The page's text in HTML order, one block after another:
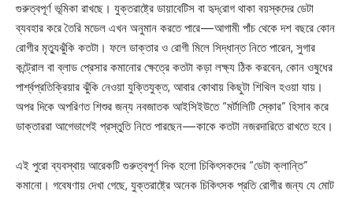
গুরুত্বপূর্ণ ভূমিকা রাখছে। যুক্তরাষ্ট্রে ডায়াবেটিস বা হৃদ্‌রোগ থাকা বয়স্কদের ডেটা
ব্যবহার করে তৈরি মডেল এখন অনুমান করতে পারে—আগামী পাঁচ থেকে দশ বছরে কোন
রোগীর মৃত্যুঝুঁকি কতটা। ফলে ডাক্তার ও রোগী মিলে সিদ্ধান্ত নিতে পারেন, সুগার
কন্ট্রোল বা ব্লাড প্রেসার কমানোর ক্ষেত্রে কতটা কড়া লক্ষ্য ঠিক করবেন, কোন ওষুধের
পার্শ্বপ্রতিক্রিয়ার ঝুঁকি নেওয়া যুক্তিযুক্ত, আবার কোথায় কিছুটা শিথিল হওয়া যায়।
অপর দিকে অপরিণত শিশুর জন্য নবজাতক আইসিইউতে “মর্টালিটি স্কোর” হিসাব করে
ডাক্তাররা আগেভাগেই প্রস্তুতি নিতে পারছেন—কাকে কতটা নজরদারিতে রাখতে হবে।
এই পুরো ব্যবস্থায় আরেকটি গুরুত্বপূর্ণ দিক হলো চিকিৎসকদের “ডেটা ক্লান্তি”
কমানো। গবেষণায় দেখা গেছে, যুক্তরাষ্ট্রে অনেক চিকিৎসক প্রতি রোগীর জন্য যে মোট